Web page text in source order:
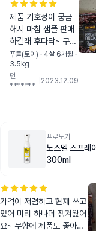
야 될거같구요,,
제품 기호성이 궁금
해서 마침 샘플 판매
하길래 후다닥~ 구매
했어요. 연어.오리 둘
중 어떤걸 더 잘먹는
지 알수있게 두가지
아요~ 현재 먹고있는
사료보단큰데 거부없
이 관심보이며 먹어
안줬는데 둘중 어떤
걸 선택하는지 테스
트해볼 생각입니다 ^
푸들(토이) · 4살 6개월 ·
3.5kg
먼
*******
2023.12.09
프로도기
노스멜 스프레이
300ml
가격이 저렴하고 현재 쓰고
있어 미리 하나더 쟁겨왔어
요~ 무향에 제품도 좋아서